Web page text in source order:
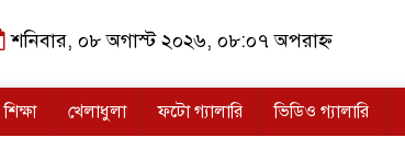
শনিবার, ০৮ অগাস্ট ২০২৬, ০৮:০৭ অপরাহ্ন
শিক্ষা খেলাধুলা ফটো গ্যালারি ভিডিও গ্যালারি